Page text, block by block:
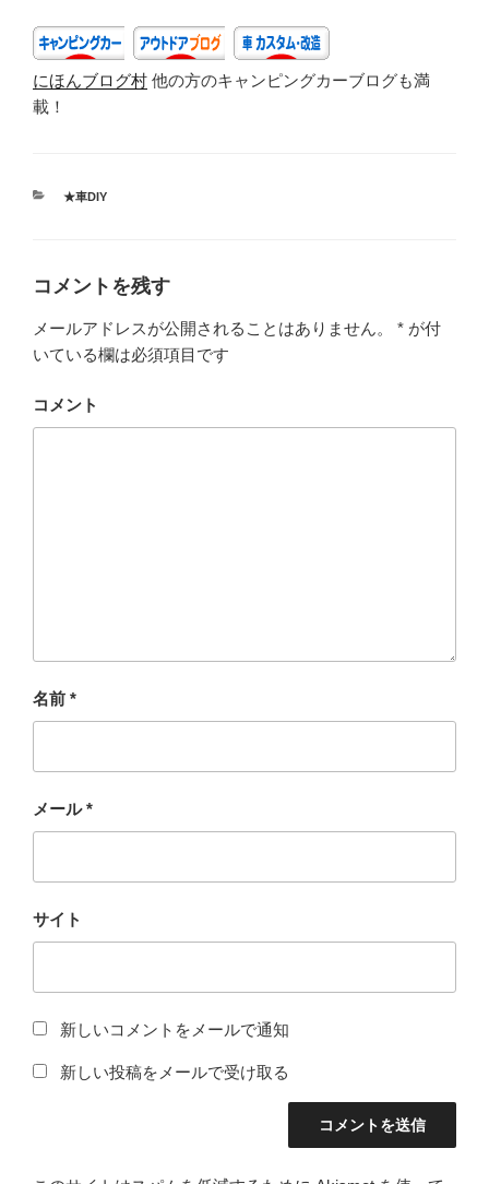
b
o
o
にほんブログ村 他の方のキャンピングカーブログも満
載！
カ
★車DIY
コメントを残す
メールアドレスが公開されることはありません。 * が付
いている欄は必須項目です
コメント
名前 *
メール*
サイト
新しいコメントをメールで通知
新しい投稿をメールで受け取る